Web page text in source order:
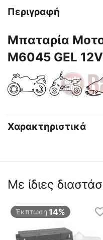
Περιγραφή
Μπαταρία
M6045 GEL
Χαρακτηριστικά
Με ίδιες
Έκπτωση 14%